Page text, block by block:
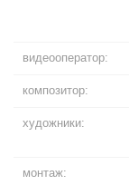
видеооператор:
композитор:
художники:
монтаж: